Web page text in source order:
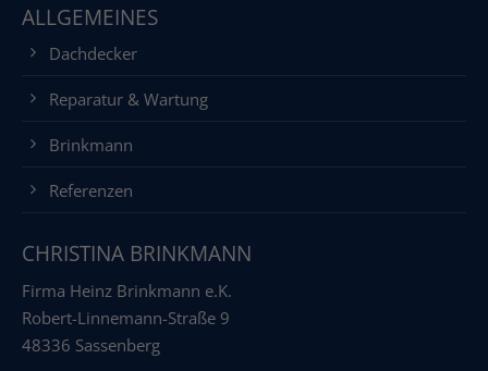
ALLGEMEINES
Dachdecker
Reparatur & Wartung
Brinkmann
Referenzen
CHRISTINA BRINKMANN
Firma Heinz Brinkmann e.K.
Robert-Linnemann-Straße 9
48336 Sassenberg